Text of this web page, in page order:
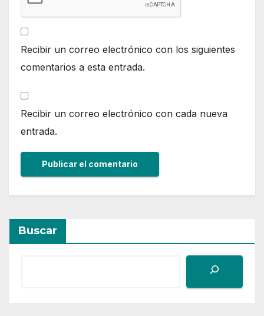
Recibir un correo electrónico con los siguientes
comentarios a esta entrada.
Recibir un correo electrónico con cada nueva
entrada.
Buscar